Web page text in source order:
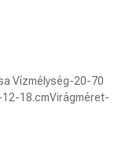
Vízmélység-20-70
18.cmVirágméret-